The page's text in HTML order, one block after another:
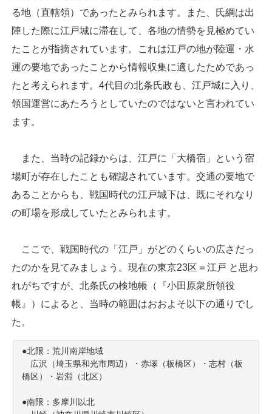
る地（直轄領）であったとみられます。また、氏綱は出
陣した際に江戸城に滞在して、各地の情勢を見極めてい
たことが指摘されています。これは江戸の地が陸運・水
運の要地であったことから情報収集に適したためであっ
たと考えられます。4代目の北条氏政も、江戸城に入り、
領国運営にあたろうとしていたのではないと言われてい
ます。
また、当時の記録からは、江戸に「大橋宿」という宿
場町が存在したことも確認されています。交通の要地で
あることからも、戦国時代の江戸城下は、既にそれなり
の町場を形成していたとみられます。
ここで、戦国時代の「江戸」がどのくらいの広さだっ
たのかを見てみましょう。現在の東京23区＝江戸 と思わ
れがちですが、北条氏の検地帳（『小田原衆所領役
帳』）によると、当時の範囲はおおよそ以下の通りでし
た。
●北限：荒川南岸地域
広沢（埼玉県和光市周辺）・赤塚（板橋区）・志村（板
橋区）・岩淵（北区）
●南限：多摩川以北